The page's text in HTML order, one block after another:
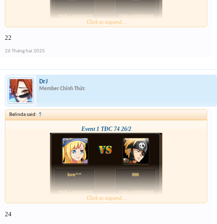
Click to expand...
22
26 Tháng hai 2025
DrJ
Member Chính Thức
Belinda said: ↑
Event 1 TĐC 74 26/2
Click to expand...
24